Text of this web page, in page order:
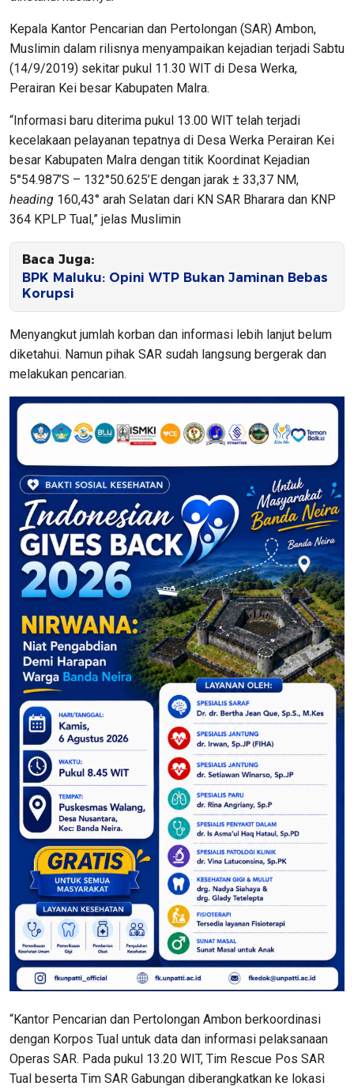
Kepala Kantor Pencarian dan Pertolongan (SAR) Ambon,
Muslimin dalam rilisnya menyampaikan kejadian terjadi Sabtu
(14/9/2019) sekitar pukul 11.30 WIT di Desa Werka,
Perairan Kei besar Kabupaten Malra.
“Informasi baru diterima pukul 13.00 WIT telah terjadi
kecelakaan pelayanan tepatnya di Desa Werka Perairan Kei
besar Kabupaten Malra dengan titik Koordinat Kejadian
5°54.987’S – 132°50.625’E dengan jarak ± 33,37 NM,
heading 160,43° arah Selatan dari KN SAR Bharara dan KNP
364 KPLP Tual,” jelas Muslimin
Baca Juga:
BPK Maluku: Opini WTP Bukan Jaminan Bebas
Korupsi
Menyangkut jumlah korban dan informasi lebih lanjut belum
diketahui. Namun pihak SAR sudah langsung bergerak dan
melakukan pencarian.
“Kantor Pencarian dan Pertolongan Ambon berkoordinasi
dengan Korpos Tual untuk data dan informasi pelaksanaan
Operas SAR. Pada pukul 13.20 WIT, Tim Rescue Pos SAR
Tual beserta Tim SAR Gabungan diberangkatkan ke lokasi